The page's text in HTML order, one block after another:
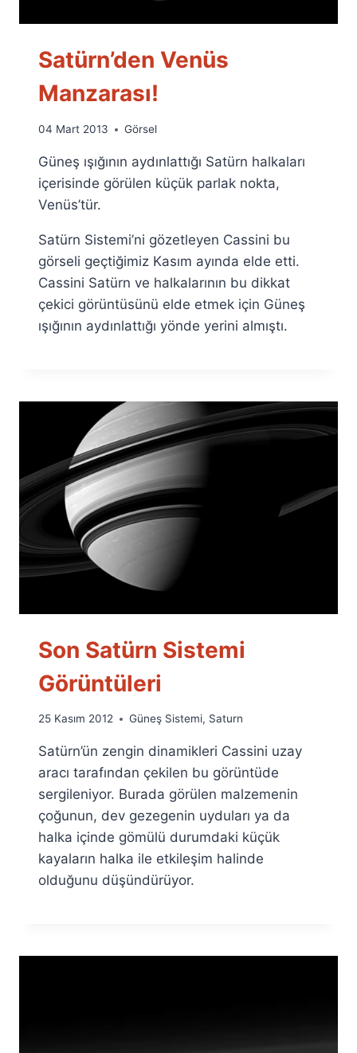
Satürn’den Venüs
Manzarası!
By
Fuat
Özyar
04 Mart 2013 Görsel
Güneş ışığının aydınlattığı Satürn halkaları
içerisinde görülen küçük parlak nokta,
Venüs’tür.
Satürn Sistemi’ni gözetleyen Cassini bu
görseli geçtiğimiz Kasım ayında elde etti.
Cassini Satürn ve halkalarının bu dikkat
çekici görüntüsünü elde etmek için Güneş
ışığının aydınlattığı yönde yerini almıştı.
Son Satürn Sistemi
Görüntüleri
By
Fuat
Özyar
25 Kasım 2012 Güneş Sistemi, Saturn
Satürn’ün zengin dinamikleri Cassini uzay
aracı tarafından çekilen bu görüntüde
sergileniyor. Burada görülen malzemenin
çoğunun, dev gezegenin uyduları ya da
halka içinde gömülü durumdaki küçük
kayaların halka ile etkileşim halinde
olduğunu düşündürüyor.